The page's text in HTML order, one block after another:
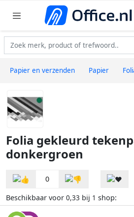
Papier en verzenden Papier
Folia gekleurd
donkergroen
0
Beschikbaar voor 0,33 bij 1 shop: